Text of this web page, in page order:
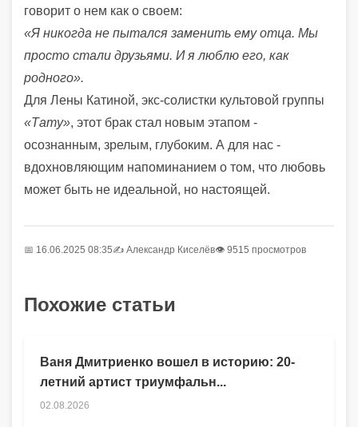
говорит о нем как о своем:
«Я никогда не пытался заменить ему отца. Мы
просто стали друзьями. И я люблю его, как
родного».
Для Лены Катиной, экс-солистки культовой группы
«Тату», этот брак стал новым этапом -
осознанным, зрелым, глубоким. А для нас -
вдохновляющим напоминанием о том, что любовь
может быть не идеальной, но настоящей.
📅 16.06.2025 08:35✍️ Александр Киселёв👁 9515 просмотров
Похожие статьи
Ваня Дмитриенко вошел в историю: 20-
летний артист триумфальн...
02.08.2026